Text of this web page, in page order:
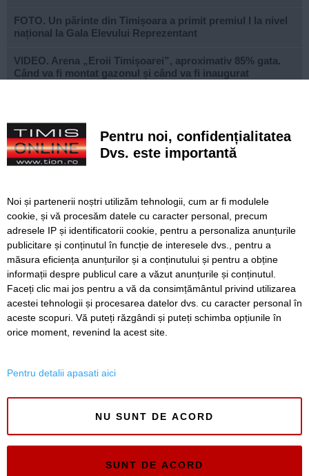
FOTO. Un părinte din Timișoara a primit premiul I la nivel
național la Gala Elevului Reprezentant
VIDEO. Arena „Eroii Timișoarei”, aproximativ 85% gata.
Când va fi montat gazonul și când va fi inaugurat
persoană a fost rănită
A vândut anvelope și piese auto ani la rând, dar nu a
declarat veniturile. Prejudiciu de aproape 30.000 de euro
bărbați din Timiș au fost reținuți
Un elev și-a ucis bunicii, apoi a deschis focul într-un liceu
din Thailanda. Opt persoane au murit și mai multe au fost
rănite
SERVICII Redactia
Folosinta Cookie-urilor
Pentru noi, confidențialitatea
Dvs. este importantă
Noi și partenerii noștri utilizăm tehnologii, cum ar fi modulele
cookie, și vă procesăm datele cu caracter personal, precum
adresele IP și identificatorii cookie, pentru a personaliza anunțurile
publicitare și conținutul în funcție de interesele dvs., pentru a
măsura eficiența anunțurilor și a conținutului și pentru a obține
informații despre publicul care a văzut anunțurile și conținutul.
Faceți clic mai jos pentru a vă da consimțământul privind utilizarea
acestei tehnologii și procesarea datelor dvs. cu caracter personal în
aceste scopuri. Vă puteți răzgândi și puteți schimba opțiunile în
orice moment, revenind la acest site.
Pentru detalii apasati aici
NU SUNT DE ACORD
SUNT DE ACORD